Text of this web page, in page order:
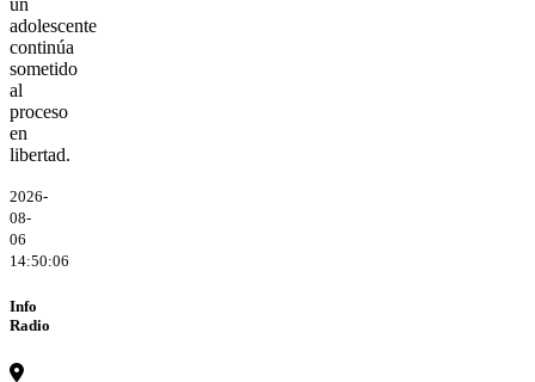
un
adolescente
continúa
sometido
al
proceso
en
libertad.
2026-
08-
06
14:50:06
Info
Radio